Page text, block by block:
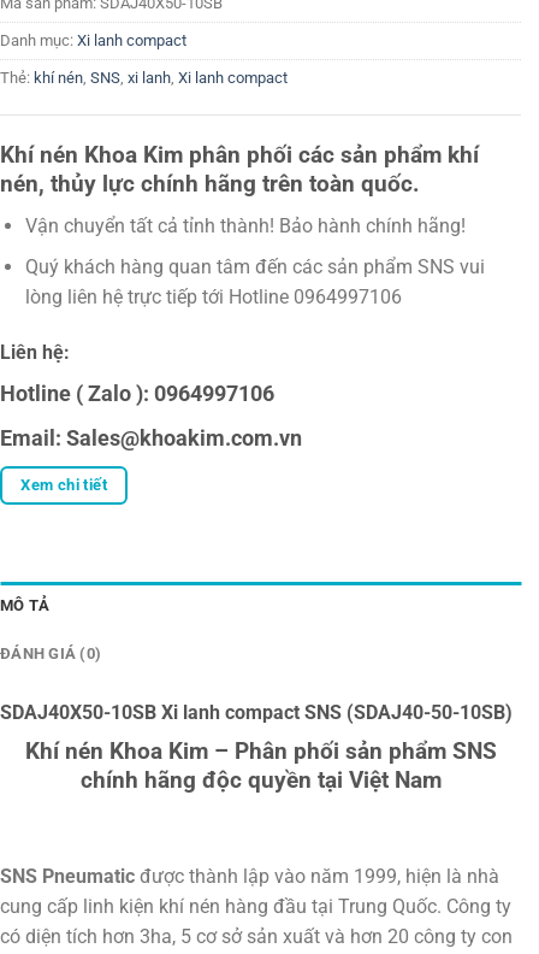
Danh mục: Xi lanh compact
Thẻ: khí nén, SNS, xi lanh, Xi lanh compact
Khí nén Khoa Kim phân phối các sản phẩm khí
nén, thủy lực chính hãng trên toàn quốc.
Vận chuyển tất cả tỉnh thành! Bảo hành chính hãng!
Quý khách hàng quan tâm đến các sản phẩm SNS vui
lòng liên hệ trực tiếp tới Hotline 0964997106
Liên hệ:
Hotline ( Zalo ): 0964997106
Email: Sales@khoakim.com.vn
Xem chi tiết
MÔ TẢ
ĐÁNH GIÁ (0)
SDAJ40X50-10SB Xi lanh compact SNS (SDAJ40-50-10SB)
Khí nén Khoa Kim – Phân phối sản phẩm SNS
chính hãng độc quyền tại Việt Nam
SNS Pneumatic được thành lập vào năm 1999, hiện là nhà
cung cấp linh kiện khí nén hàng đầu tại Trung Quốc. Công ty
có diện tích hơn 3ha, 5 cơ sở sản xuất và hơn 20 công ty con